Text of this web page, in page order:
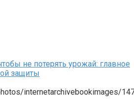
не потерять урожай: главное
защиты
internetarchivebookimages/